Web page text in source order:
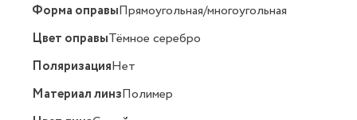
Форма оправыПрямоугольная/многоугольная
Цвет оправыТёмное серебро
ПоляризацияНет
Материал линзПолимер